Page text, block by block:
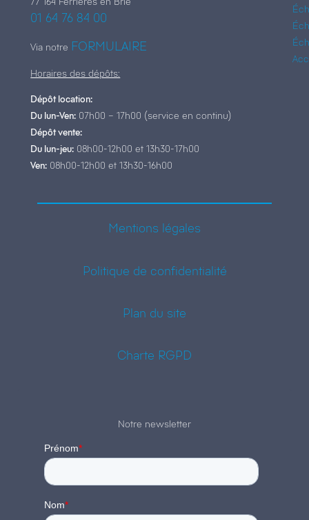
01 64 76 84 00
Via notre FORMULAIRE
Horaires des dépôts:
Dépôt location:
Du lun-Ven: 07h00 – 17h00 (service en continu)
Dépôt vente:
Du lun-jeu: 08h00-12h00 et 13h30-17h00
Ven: 08h00-12h00 et 13h30-16h00
Mentions légales
Politique de confidentialité
Plan du site
Charte RGPD
Notre newsletter